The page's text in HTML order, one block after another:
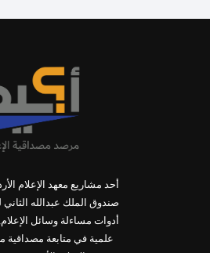
أحد مشاريع معهد الإعلام
صندوق الملك عبدالله الثاني
أدوات مساءلة وسائل
علمية في متابعة مصداقية